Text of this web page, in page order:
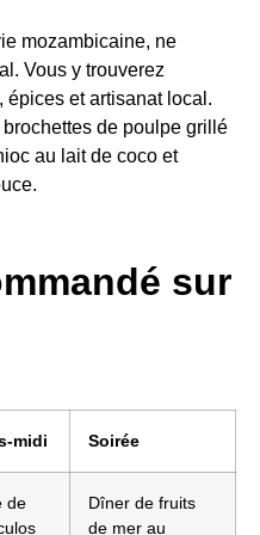
mozambicaine, ne
Vous y trouverez
épices et artisanat local.
de poulpe grillé
au lait de coco et
sur
midi Soirée
de
Dîner de fruits
de mer au